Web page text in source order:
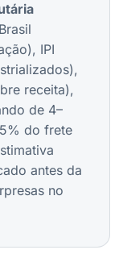
IPI
receita),
de 4–
do frete
antes da
no